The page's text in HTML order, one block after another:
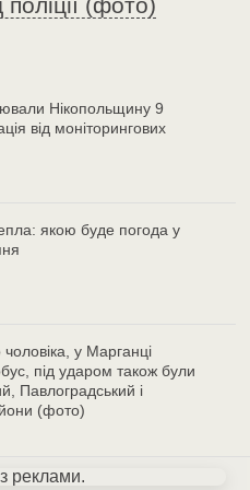
Нікопольщину 9
від моніторингових
якою буде погода у
чоловіка, у Марганці
під ударом також були
Павлоградський і
(фото)